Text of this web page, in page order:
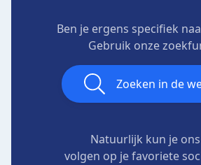
Ben je ergens specifiek
Gebruik onze
Zoeken in de
Natuurlijk kun je
volgen op je favoriete